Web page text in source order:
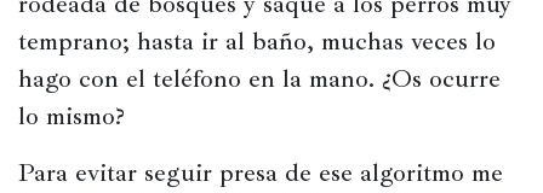
temprano; hasta ir al baño, muchas veces lo
hago con el teléfono en la mano. ¿Os ocurre
lo mismo?
Para evitar seguir presa de ese algoritmo me